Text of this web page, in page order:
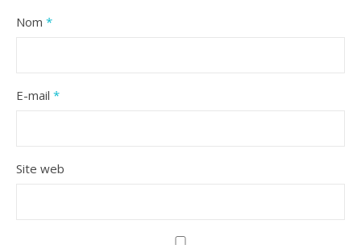
Nom *
E-mail *
Site web